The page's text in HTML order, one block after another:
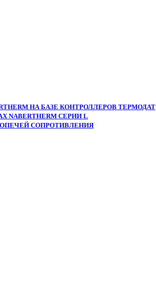
НА БАЗЕ КОНТРОЛЛЕРОВ ТЕРМОДАТ
СЕРИИ L
СОПРОТИВЛЕНИЯ